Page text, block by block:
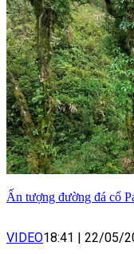
Ấn tượng đường đá cổ
VIDEO18:41 | 22/05/